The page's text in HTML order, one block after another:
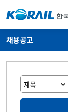
채용공고